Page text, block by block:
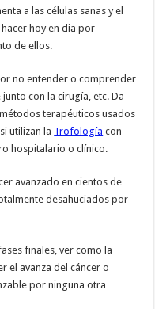
a las células sanas y el
hoy en dia por
de ellos.
no entender o comprender
junto con la cirugía, etc. Da
terapéuticos usados
utilizan la Trofología con
hospitalario o clínico.
avanzado en cientos de
desahuciados por
finales, ver como la
el avanza del cáncer o
por ninguna otra